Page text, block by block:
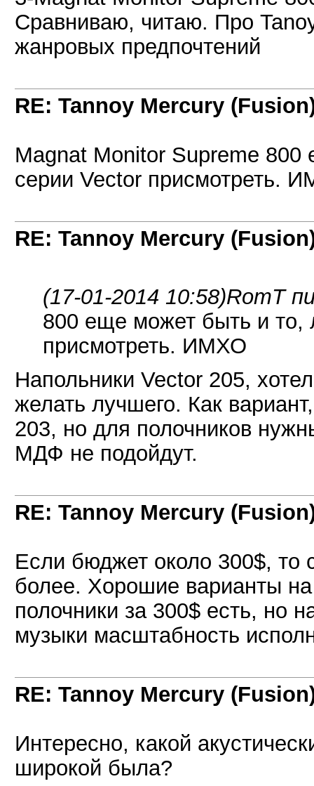
Сравниваю, читаю. Про
жанровых предпочтений
RE: Tannoy Mercury
Magnat Monitor Supreme
серии Vector присмотреть.
RE: Tannoy Mercury
(17-01-2014 10:58)RomT
800 еще может быть и то,
присмотреть. ИМХО
Напольники Vector 205,
желать лучшего. Как
203, но для полочников
МДФ не подойдут.
RE: Tannoy Mercury
Если бюджет около 300$, то
более. Хорошие варианты
полочники за 300$ есть, но
музыки масштабность
RE: Tannoy Mercury
Интересно, какой
широкой была?